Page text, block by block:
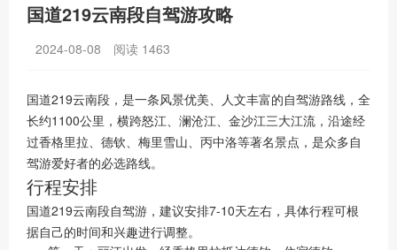
国道219云南段自驾游攻略
2024-08-08 阅读 1463
国道219云南段，是一条风景优美、人文丰富的自驾游路线，全
长约1100公里，横跨怒江、澜沧江、金沙江三大江流，沿途经
过香格里拉、德钦、梅里雪山、丙中洛等著名景点，是众多自
驾游爱好者的必选路线。
行程安排
国道219云南段自驾游，建议安排7-10天左右，具体行程可根
据自己的时间和兴趣进行调整。